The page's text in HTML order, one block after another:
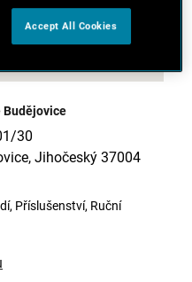
Budějovice
30
Jihočeský 37004
Příslušenství, Ruční
Accept All Cookies